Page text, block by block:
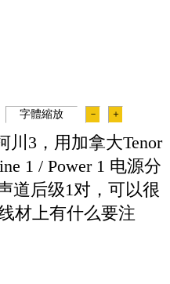
字體縮放 － ＋
川3，用加拿大Tenor
1 / Power 1 电源分
道后级1对，可以很
材上有什么要注